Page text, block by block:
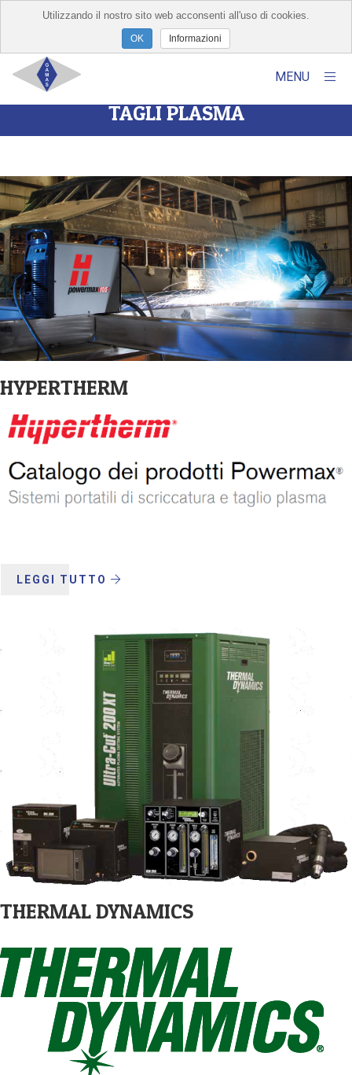
MENU
×
Home
Prodotti
Servizi
TAGLI PLASMA
HYPERTHERM
LEGGI TUTTO
THERMAL DYNAMICS
Utilizzando il nostro sito web acconsenti all'uso di cookies.
Informazioni